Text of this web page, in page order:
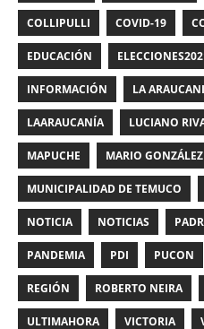
COLLIPULLI COVID-19
EDUCACIÓN
INFORMACIÓN LA
LAARAUCANÍA LUCIANO
MAPUCHE MARIO GONZÁLEZ
MUNICIPALIDAD DE TEMUCO
NOTICIA NOTICIAS
PANDEMIA PDI PUCON
REGIÓN ROBERTO NEIRA
ULTIMAHORA VICTORIA